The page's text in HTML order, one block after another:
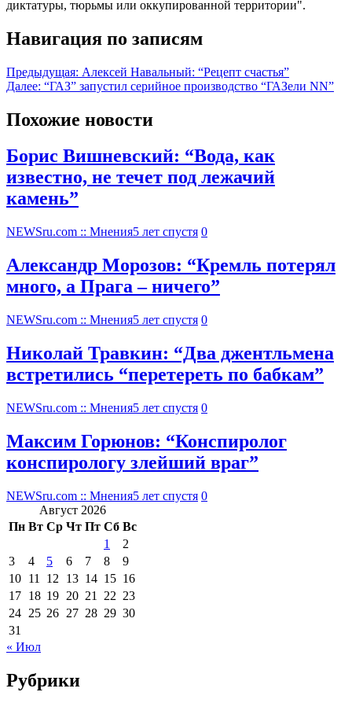
диктатуры, тюрьмы или оккупированной территории".
Навигация по записям
Предыдущая: Алексей Навальный: “Рецепт счастья”
Далее: “ГАЗ” запустил серийное производство “ГАЗели NN”
Похожие новости
Борис Вишневский: “Вода, как
известно, не течет под лежачий
камень”
NEWSru.com :: Мнения5 лет спустя 0
Александр Морозов: “Кремль потерял
много, а Прага – ничего”
NEWSru.com :: Мнения5 лет спустя 0
Николай Травкин: “Два джентльмена
встретились “перетереть по бабкам”
NEWSru.com :: Мнения5 лет спустя 0
Максим Горюнов: “Конспиролог
конспирологу злейший враг”
NEWSru.com :: Мнения5 лет спустя 0
Август 2026
Пн Вт Ср Чт Пт Сб Вс
1
2
3
4 5 6 7 8
9
10 11 12 13 14 15 16
17 18 19 20 21 22 23
24 25 26 27 28 29 30
31
« Июл
Рубрики